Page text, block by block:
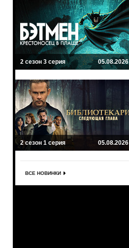
2 сезон 3 серия 05.08.2026
2 сезон 1 серия 05.08.2026
ВСЕ НОВИНКИ